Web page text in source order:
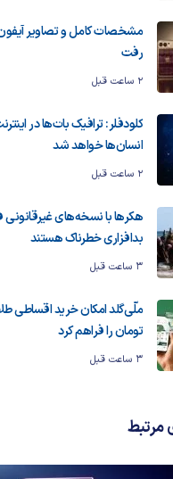
رفت
2 ساعت قبل
انسان‌ها خواهد شد
2 ساعت قبل
هکرها با نسخه‌های غیرقانونی
بدافزاری خطرناک هستند
3 ساعت قبل
ملّی‌گلد امکان خرید اقساطی
تومان را فراهم کرد
3 ساعت قبل
مرتبط